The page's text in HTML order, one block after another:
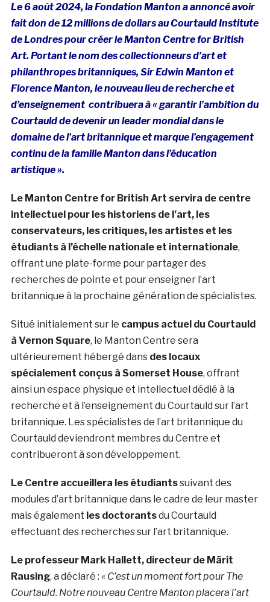
Le 6 août 2024, la Fondation Manton a annoncé avoir
fait don de 12 millions de dollars au Courtauld Institute
de Londres pour créer le Manton Centre for British
Art. Portant le nom des collectionneurs d’art et
philanthropes britanniques, Sir Edwin Manton et
Florence Manton, le nouveau lieu de recherche et
d’enseignement contribuera à « garantir l’ambition du
Courtauld de devenir un leader mondial dans le
domaine de l’art britannique et marque l’engagement
continu de la famille Manton dans l’éducation
artistique ».
Le Manton Centre for British Art servira de centre
intellectuel pour les historiens de l’art, les
conservateurs, les critiques, les artistes et les
étudiants à l’échelle nationale et internationale,
offrant une plate-forme pour partager des
recherches de pointe et pour enseigner l’art
britannique à la prochaine génération de spécialistes.
Situé initialement sur le campus actuel du Courtauld
à Vernon Square, le Manton Centre sera
ultérieurement hébergé dans des locaux
spécialement conçus à Somerset House, offrant
ainsi un espace physique et intellectuel dédié à la
recherche et à l’enseignement du Courtauld sur l’art
britannique. Les spécialistes de l’art britannique du
Courtauld deviendront membres du Centre et
contribueront à son développement.
Le Centre accueillera les étudiantssuivant des
modules d’art britannique dans le cadre de leur master
mais également les doctorantsdu Courtauld
effectuant des recherches sur l’art britannique.
Le professeur Mark Hallett, directeur de Märit
Rausing, a déclaré : « C’est un moment fort pour The
Courtauld. Notre nouveau Centre Manton placera l’art